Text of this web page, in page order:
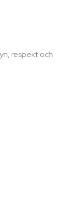
respekt och